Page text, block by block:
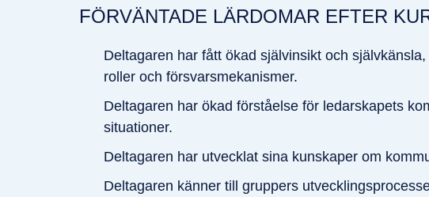
FÖRVÄNTADE LÄRDOMAR EFTER
Deltagaren har fått ökad självinsikt och
roller och försvarsmekanismer.
Deltagaren har ökad förståelse för ledarskapets
situationer.
Deltagaren har utvecklat sina kunskaper om
Deltagaren känner till gruppers